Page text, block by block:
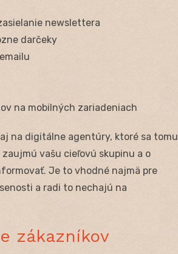
newslettera
darčeky
na mobilných zariadeniach
na digitálne agentúry, ktoré sa tomu
vašu cieľovú skupinu a o
Je to vhodné najmä pre
a radi to nechajú na
zákazníkov